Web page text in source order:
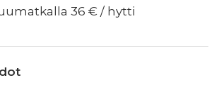
36 € / hytti